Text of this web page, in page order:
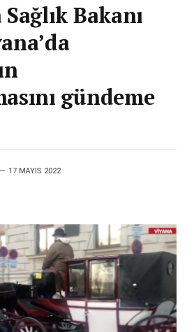
Bakanı
gündeme
17 MAYIS 2022